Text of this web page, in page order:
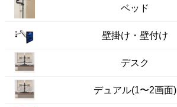
ベッド
壁掛け・壁付け
デスク
デュアル(1〜2画面)